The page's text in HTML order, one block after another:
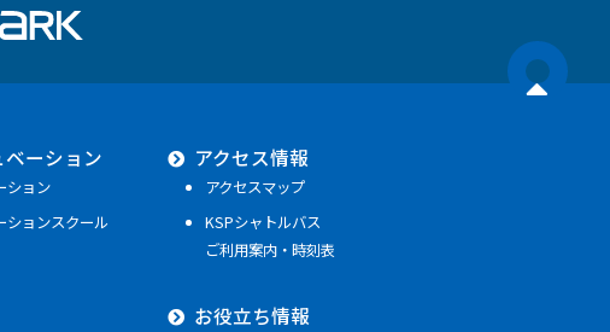
ベーション
ション
ションスクール
アクセス情報
アクセスマップ
KSPシャトルバス
ご利用案内・時刻表
お役立ち情報